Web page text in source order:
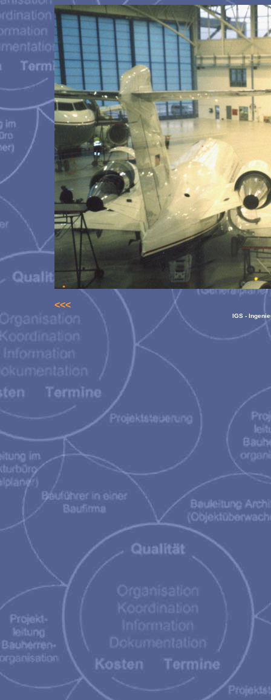
<<<
IGS -